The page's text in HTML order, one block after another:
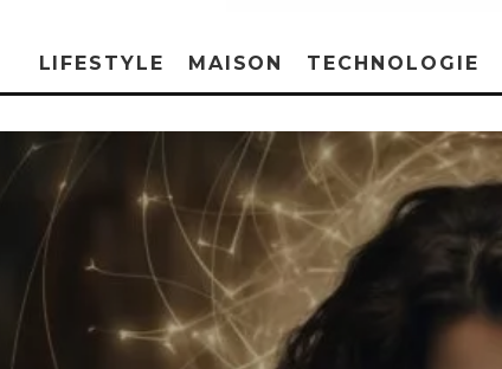
LIFESTYLE MAISON TECHNOLOGIE